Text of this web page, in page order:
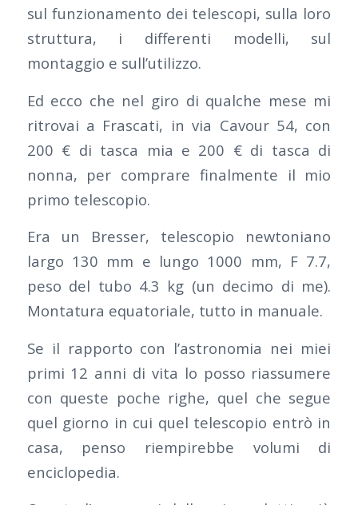
sul funzionamento dei telescopi, sulla loro
struttura, i differenti modelli, sul
montaggio e sull’utilizzo.
Ed ecco che nel giro di qualche mese mi
ritrovai a Frascati, in via Cavour 54, con
200 € di tasca mia e 200 € di tasca di
nonna, per comprare finalmente il mio
primo telescopio.
Era un Bresser, telescopio newtoniano
largo 130 mm e lungo 1000 mm, F 7.7,
peso del tubo 4.3 kg (un decimo di me).
Montatura equatoriale, tutto in manuale.
Se il rapporto con l’astronomia nei miei
primi 12 anni di vita lo posso riassumere
con queste poche righe, quel che segue
quel giorno in cui quel telescopio entrò in
casa, penso riempirebbe volumi di
enciclopedia.